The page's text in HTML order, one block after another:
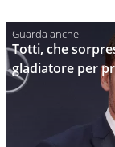
Totti, che
gladiatore per